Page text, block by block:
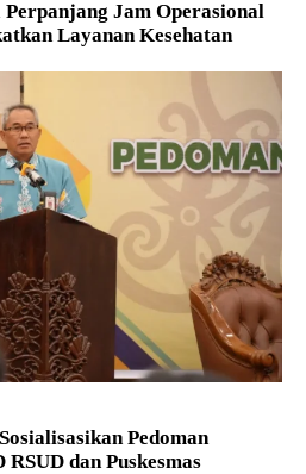
Jam Operasional
Layanan Kesehatan
Pedoman
dan Puskesmas